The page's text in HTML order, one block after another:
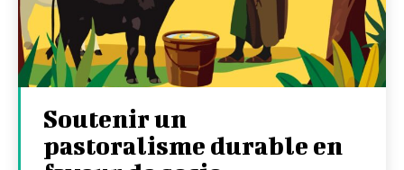
Soutenir un
pastoralisme durable en